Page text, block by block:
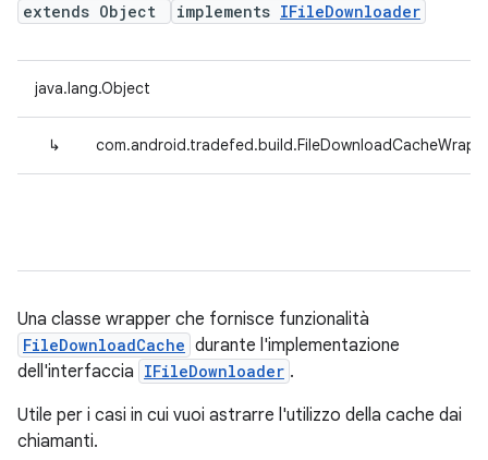
extends Object
implements IFileDownloader
java.lang.Object
↳
Una classe wrapper che fornisce funzionalità
FileDownloadCache durante l'implementazione
dell'interfaccia IFileDownloader .
Utile per i casi in cui vuoi astrarre l'utilizzo della cache dai
chiamanti.